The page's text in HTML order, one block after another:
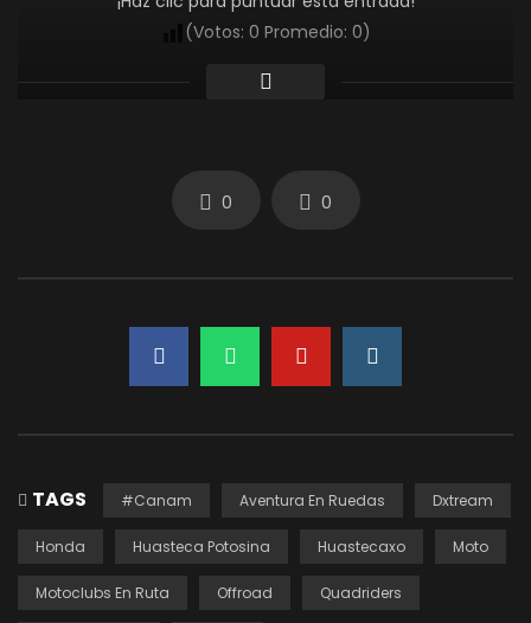
(Votos: 0 Promedio: 0)
0 0
TAGS #Canam Aventura En Ruedas Dxtream
Honda Huasteca Potosina Huastecaxo Moto
Motoclubs En Ruta Offroad Quadriders